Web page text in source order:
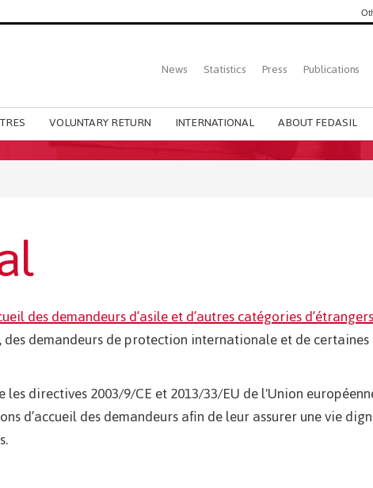
Top
Main
menu
News Statistics Press Publications
VOLUNTARY RETURN INTERNATIONAL ABOUT FEDASIL
des demandeurs d’asile et d’autres catégories d’étrangers
des demandeurs de protection internationale et de
directives 2003/9/CE et 2013/33/EU de l'Union
d’accueil des demandeurs afin de leur assurer une vie